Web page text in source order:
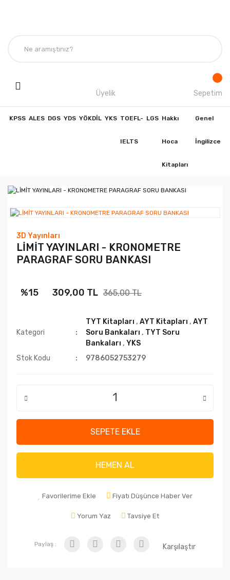
Üyelik Sepetim
KPSS ALES DGS YDS YÖKDİL YKS TOEFL-
IELTS
LGS Hakkı
Hoca
Kitapları
Genel
İngilizce
3D Yayınları
LİMİT YAYINLARI - KRONOMETRE
PARAGRAF SORU BANKASI
%15 309,00 TL 365,00 TL
Kategori
TYT Kitapları ,AYT Kitapları ,AYT
Soru Bankaları , TYT Soru
Bankaları ,YKS
Stok Kodu
9786052753279
SEPETE EKLE
HEMEN AL
Favorilerime Ekle Fiyatı Düşünce Haber Ver
Yorum Yaz Tavsiye Et
Paylaş : Karşılaştır